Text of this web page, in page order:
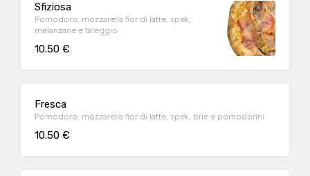
Sfiziosa
Pomodoro, mozzarella fior di latte, spek,
melanzane e taleggio
10.50 €
Fresca
Pomodoro, mozzarella fior di latte, spek, brie e pomodorini
10.50 €